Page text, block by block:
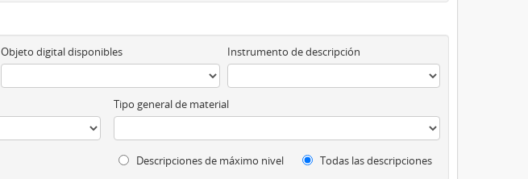
Objeto digital disponibles Instrumento de descripción
Tipo general de material
Descripciones de máximo nivel Todas las descripciones